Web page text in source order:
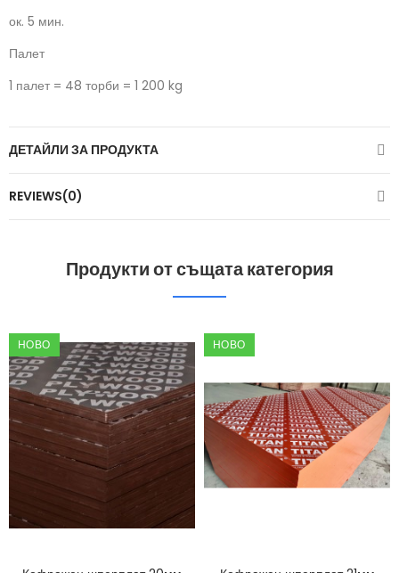
ок. 5 мин.
Палет
1 палет = 48 торби = 1 200 kg
ДЕТАЙЛИ ЗА ПРОДУКТА
REVIEWS(0)
Продукти от същата категория
НОВО НОВО